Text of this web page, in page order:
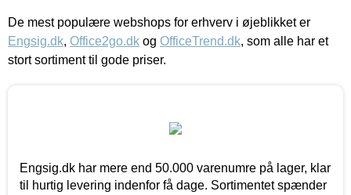
De mest populære webshops for erhverv i øjeblikket er
Engsig.dk, Office2go.dk og OfficeTrend.dk, som alle har et
stort sortiment til gode priser.
Engsig.dk har mere end 50.000 varenumre på lager, klar
til hurtig levering indenfor få dage. Sortimentet spænder